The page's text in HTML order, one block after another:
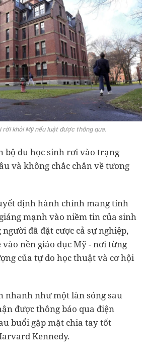
rời khỏi Mỹ nếu luật được thông qua.
bộ du học sinh rơi vào trạng
và không chắc chắn về tương
định hành chính mang tính
mạnh vào niềm tin của sinh
đã đặt cược cả sự nghiệp,
nền giáo dục Mỹ - nơi từng
của tự do học thuật và cơ hội
nhanh như một làn sóng sau
được thông báo qua điện
buổi gặp mặt chia tay tốt
Kennedy.